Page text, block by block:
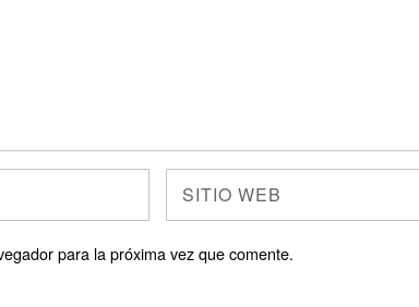
para la próxima vez que comente.